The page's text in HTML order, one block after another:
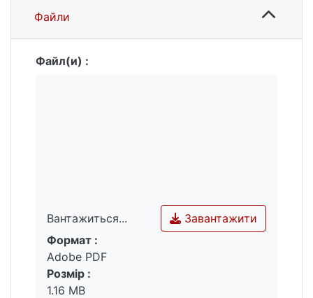
Файли
Файл(и) :
Вантажиться...
Вантажиться...
Завантажити
Формат :
Adobe PDF
Розмір :
1.16 MB